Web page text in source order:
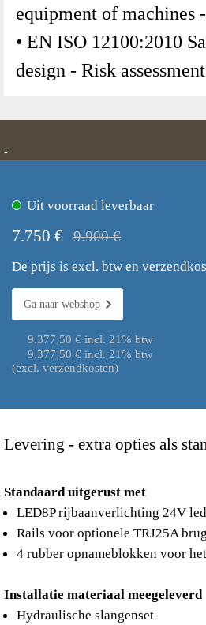
equipment of machines
• EN ISO 12100:2010
design - Risk
-
Uit voorraad leverbaar
7.750 € 9.900 €
De prijs is excl. btw en
Ga naar webshop
9.377,50 € incl. 21% btw
9.377,50 € incl. 21% btw
(excl. verzendkosten)
Levering - extra opties als
Standaard uitgerust met
LED8P rijbaanverlichting 24V
Rails voor optionele TRJ25A
4 rubber opnameblokken voor
Installatie materiaal meegeleverd
Hydraulische slangenset